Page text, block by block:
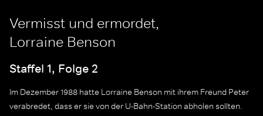
Vermisst und ermordet,
Lorraine Benson
Staffel 1, Folge 2
Im Dezember 1988 hatte Lorraine Benson mit ihrem Freund Peter
verabredet, dass er sie von der U-Bahn-Station abholen sollten.